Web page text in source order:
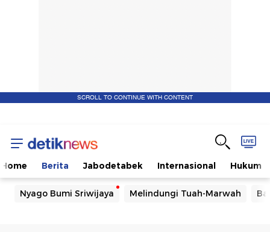
SCROLL TO CONTINUE WITH CONTENT
Home Berita Jabodetabek Internasional Hukum
Nyago Bumi Sriwijaya Melindungi Tuah-Marwah